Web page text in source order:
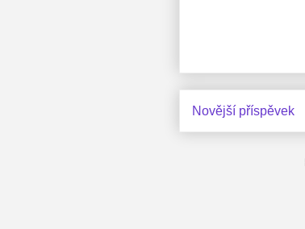
Novější příspěvek